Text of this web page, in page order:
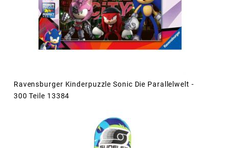
Ravensburger Kinderpuzzle Sonic Die Parallelwelt -
300 Teile 13384